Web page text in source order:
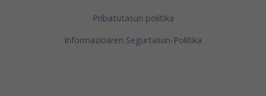
Pribatutasun politika
Informazioaren Segurtasun-Politika